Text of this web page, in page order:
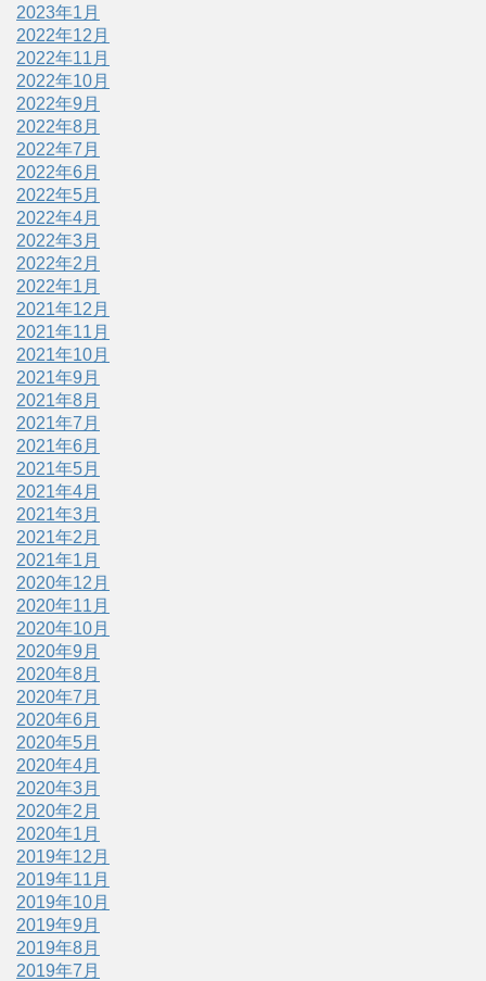
2023年1月
2022年12月
2022年11月
2022年10月
2022年9月
2022年8月
2022年7月
2022年6月
2022年5月
2022年4月
2022年3月
2022年2月
2022年1月
2021年12月
2021年11月
2021年10月
2021年9月
2021年8月
2021年7月
2021年6月
2021年5月
2021年4月
2021年3月
2021年2月
2021年1月
2020年12月
2020年11月
2020年10月
2020年9月
2020年8月
2020年7月
2020年6月
2020年5月
2020年4月
2020年3月
2020年2月
2020年1月
2019年12月
2019年11月
2019年10月
2019年9月
2019年8月
2019年7月